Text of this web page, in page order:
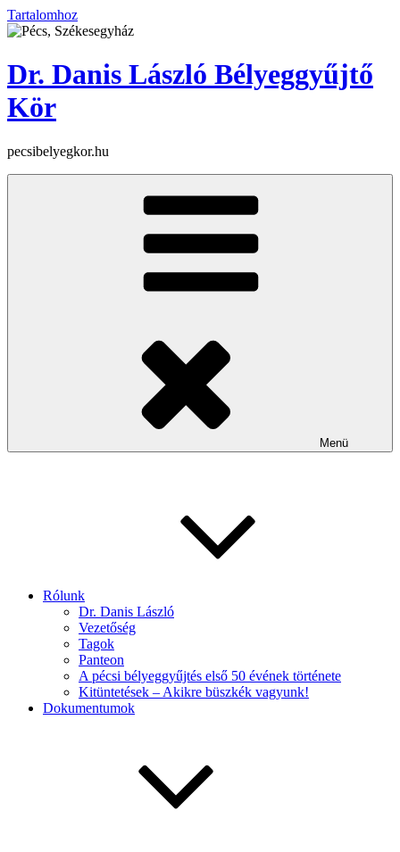
Tartalomhoz
Dr. Danis László Bélyeggyűjtő
Kör
pecsibelyegkor.hu
Menü
Rólunk
Dr. Danis László
Vezetőség
Tagok
Panteon
A pécsi bélyeggyűjtés első 50 évének története
Kitüntetések – Akikre büszkék vagyunk!
Dokumentumok